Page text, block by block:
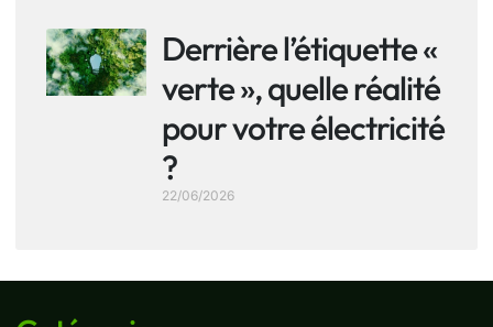
Derrière l’étiquette «
verte », quelle réalité
pour votre électricité
?
22/06/2026